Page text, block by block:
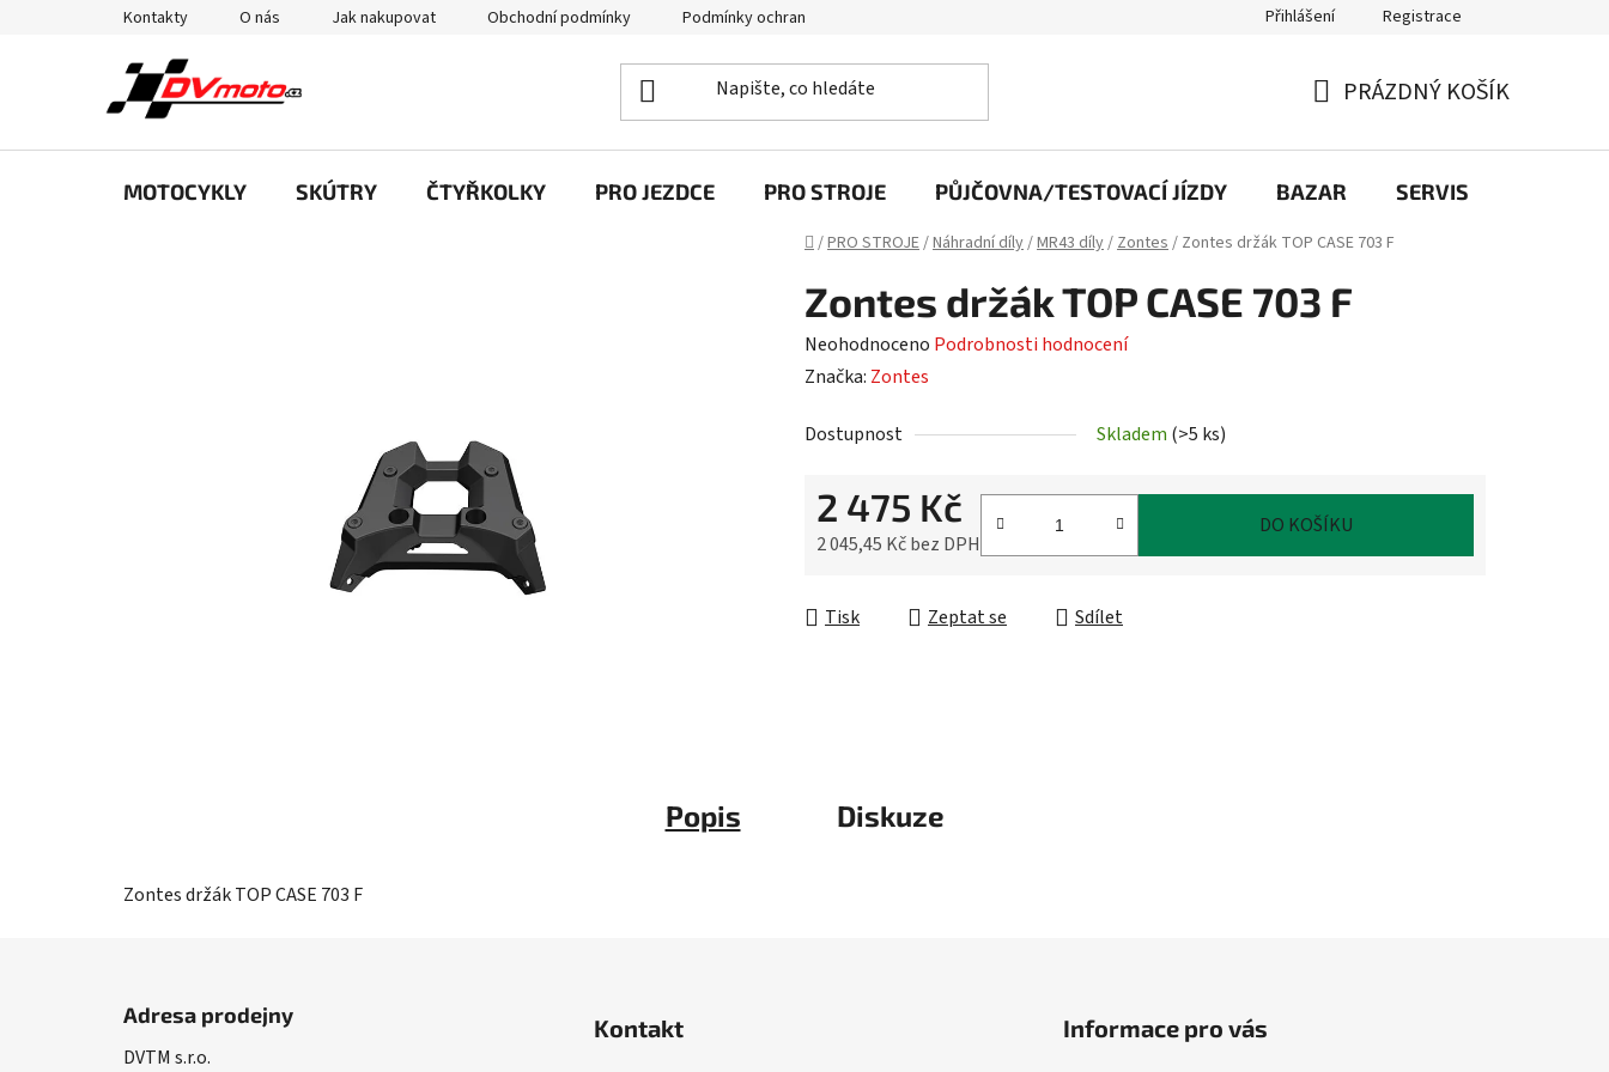
Kontakty O nás Jak nakupovat Obchodní podmínky Podmínky ochrany osobních údajů Přihlášení Registrace
KOŠÍK
PRÁZDNÝ KOŠÍK
MOTOCYKLY SKÚTRY ČTYŘKOLKY PRO JEZDCE PRO STROJE PŮJČOVNA/TESTOVACÍ JÍZDY BAZAR SERVIS
Domů
/PRO STROJE/Náhradní díly/MR43 díly/Zontes/ Zontes držák TOP CASE 703 F
Zontes držák TOP CASE 703 F
Průměrné
hodnocení
je
Neohodnoceno Podrobnosti hodnocení
Značka: Zontes
Dostupnost Skladem (>5 ks)
2 475 Kč
2 045,45 Kč bez DPH
DO KOŠÍKU
Tisk Zeptat se Sdílet
Popis Diskuze
Zontes držák TOP CASE 703 F
Adresa prodejny
DVTM s.r.o.
Kontakt Informace pro vás